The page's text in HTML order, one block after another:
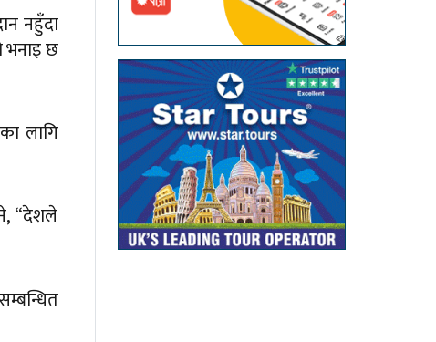
नहुँदा
भनाइ छ
लागि
“देशले